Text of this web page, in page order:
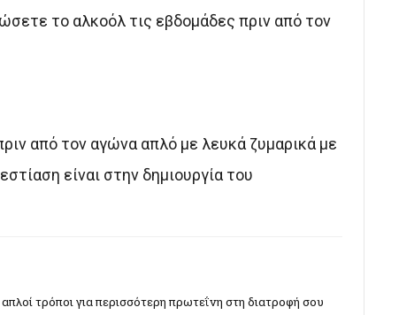
το αλκοόλ τις εβδομάδες πριν από τον
από τον αγώνα απλό με λευκά ζυμαρικά με
είναι στην δημιουργία του
τρόποι για περισσότερη πρωτεΐνη στη διατροφή σου